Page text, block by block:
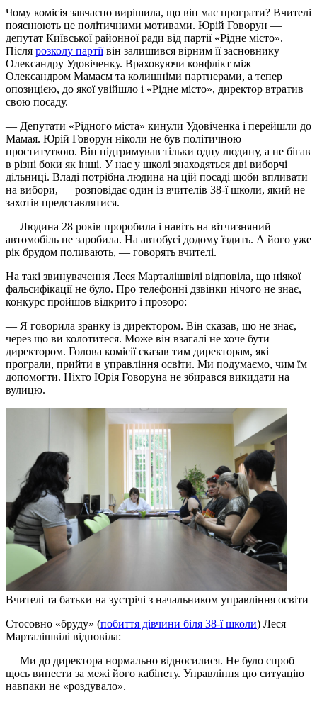
Чому комісія завчасно вирішила, що він має програти? Вчителі
пояснюють це політичними мотивами. Юрій Говорун —
депутат Київської районної ради від партії «Рідне місто».
Після розколу партіївін залишився вірним її засновнику
Олександру Удовіченку. Враховуючи конфлікт між
Олександром Мамаєм та колишніми партнерами, а тепер
опозицією, до якої увійшло і «Рідне місто», директор втратив
свою посаду.
— Депутати «Рідного міста» кинули Удовіченка і перейшли до
Мамая. Юрій Говорун ніколи не був політичною
проституткою. Він підтримував тільки одну людину, а не бігав
в різні боки як інші. У нас у школі знаходяться дві виборчі
дільниці. Владі потрібна людина на цій посаді щоби впливати
на вибори, — розповідає один із вчителів 38-ї школи, який не
захотів представлятися.
— Людина 28 років проробила і навіть на вітчизняний
автомобіль не заробила. На автобусі додому їздить. А його уже
рік брудом поливають, — говорять вчителі.
На такі звинувачення Леся Марталішвілі відповіла, що ніякої
фальсифікації не було. Про телефонні дзвінки нічого не знає,
конкурс пройшов відкрито і прозоро:
— Я говорила зранку із директором. Він сказав, що не знає,
через що ви колотитеся. Може він взагалі не хоче бути
директором. Голова комісії сказав тим директорам, які
програли, прийти в управління освіти. Ми подумаємо, чим їм
допомогти. Ніхто Юрія Говоруна не збирався викидати на
вулицю.
Вчителі та батьки на зустрічі з начальником управління освіти
Стосовно «бруду» (побиття дівчини біля 38-ї школи) Леся
Марталішвілі відповіла:
— Ми до директора нормально відносилися. Не було спроб
щось винести за межі його кабінету. Управління цю ситуацію
навпаки не «роздувало».